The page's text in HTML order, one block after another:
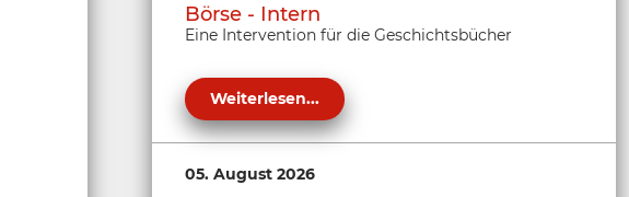
Börse - Intern
Eine Intervention für die Geschichtsbücher
Weiterlesen...
05. August 2026